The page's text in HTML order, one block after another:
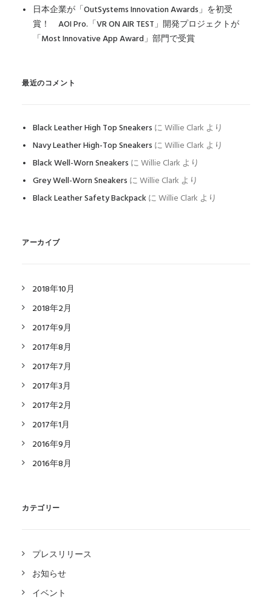
日本企業が「OutSystems Innovation Awards」を初受
賞！ AOI Pro.「VR ON AIR TEST」開発プロジェクトが
「Most Innovative App Award」部門で受賞
最近のコメント
Black Leather High Top Sneakers にWillie Clark より
Navy Leather High-Top Sneakers にWillie Clark より
Black Well-Worn Sneakers にWillie Clark より
Grey Well-Worn Sneakers にWillie Clark より
Black Leather Safety BackpackにWillie Clark より
アーカイブ
2018年10月
2018年2月
2017年9月
2017年8月
2017年7月
2017年3月
2017年2月
2017年1月
2016年9月
2016年8月
カテゴリー
プレスリリース
お知らせ
イベント